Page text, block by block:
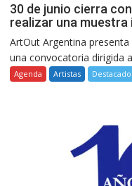
30 de junio cierra
realizar una muestra
ArtOut Argentina
una convocatoria dirigida
Agenda Artistas